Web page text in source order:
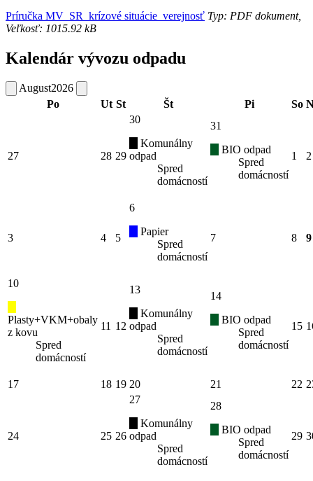
Príručka MV_SR_krízové situácie_verejnosť Typ: PDF dokument,
Veľkosť: 1015.92 kB
Kalendár vývozu odpadu
August2026
Po
Ut St Št Pi So
27 28 29
30
Komunálny
odpad
Spred
domácností
31
BIO odpad
Spred
domácností
1 2
3 4 5
6
Papier
Spred
domácností
7 8 9
10
Plasty+VKM+obaly
z kovu
Spred
domácností
11 12
13
Komunálny
odpad
Spred
domácností
14
BIO odpad
Spred
domácností
15
17 18 19 20 21 22
24 25 26
27
Komunálny
odpad
Spred
domácností
28
BIO odpad
Spred
domácností
29